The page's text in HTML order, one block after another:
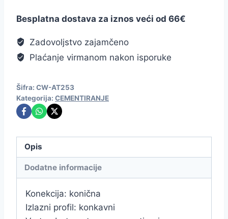
Besplatna dostava za iznos veći od 66€
Zadovoljstvo zajamčeno
Plaćanje virmanom nakon isporuke
Šifra: CW-AT253
Kategorija: CEMENTIRANJE
Opis
Dodatne informacije
Konekcija: konična
Izlazni profil: konkavni